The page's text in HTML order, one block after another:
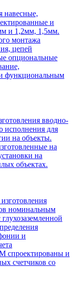
навесные,
и
и 1,2мм, 1,5мм.
монтажа
цепей
опциональные
функциональным
вводно-
исполнения для
на объекты.
на
на
объектах.
номинальным
и
спроектированы и
счетчиков со